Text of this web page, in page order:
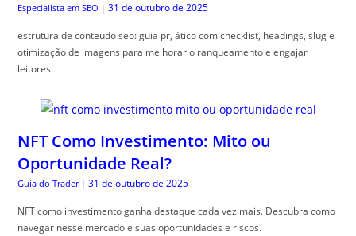
Especialista em SEO | 31 de outubro de 2025
estrutura de conteudo seo: guia pr, ático com checklist, headings, slug e
otimização de imagens para melhorar o ranqueamento e engajar
leitores.
NFT Como Investimento: Mito ou
Oportunidade Real?
Guia do Trader | 31 de outubro de 2025
NFT como investimento ganha destaque cada vez mais. Descubra como
navegar nesse mercado e suas oportunidades e riscos.